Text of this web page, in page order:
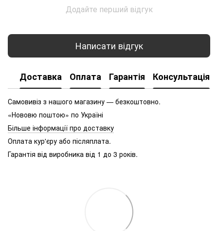
Додайте перший відгук
Написати відгук
Доставка Оплата Гарантія Консультація
Самовивіз з нашого магазину — безкоштовно.
«Нововю поштою» по Україні
Більше інформації про доставку
Оплата кур'єру або післяплата.
Гарантія від виробника від 1 до 3 років.